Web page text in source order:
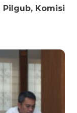
Pilgub, Komisi